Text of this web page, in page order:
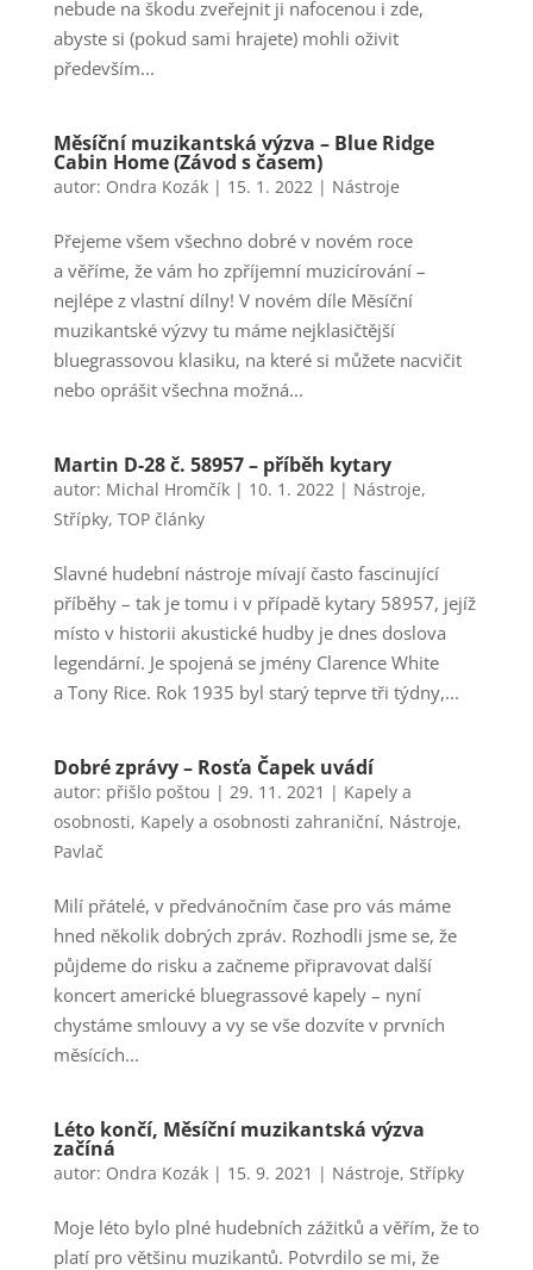
nebude na škodu zveřejnit ji nafocenou i zde,
abyste si (pokud sami hrajete) mohli oživit
především...
Měsíční muzikantská výzva – Blue Ridge
Cabin Home (Závod s časem)
autor: Ondra Kozák| 15. 1. 2022| Nástroje
Přejeme všem všechno dobré v novém roce
a věříme, že vám ho zpříjemní muzicírování –
nejlépe z vlastní dílny! V novém díle Měsíční
muzikantské výzvy tu máme nejklasičtější
bluegrassovou klasiku, na které si můžete nacvičit
nebo oprášit všechna možná...
Martin D-28 č. 58957 – příběh kytary
autor: Michal Hromčík| 10. 1. 2022| Nástroje,
Střípky, TOP články
Slavné hudební nástroje mívají často fascinující
příběhy – tak je tomu i v případě kytary 58957, jejíž
místo v historii akustické hudby je dnes doslova
legendární. Je spojená se jmény Clarence White
a Tony Rice. Rok 1935 byl starý teprve tři týdny,...
Dobré zprávy – Rosťa Čapek uvádí
autor: přišlo poštou | 29. 11. 2021 | Kapely a
osobnosti, Kapely a osobnosti zahraniční, Nástroje,
Pavlač
Milí přátelé, v předvánočním čase pro vás máme
hned několik dobrých zpráv. Rozhodli jsme se, že
půjdeme do risku a začneme připravovat další
koncert americké bluegrassové kapely – nyní
chystáme smlouvy a vy se vše dozvíte v prvních
měsících...
Léto končí, Měsíční muzikantská výzva
začíná
autor: Ondra Kozák| 15. 9. 2021 | Nástroje, Střípky
Moje léto bylo plné hudebních zážitků a věřím, že to
platí pro většinu muzikantů. Potvrdilo se mi, že